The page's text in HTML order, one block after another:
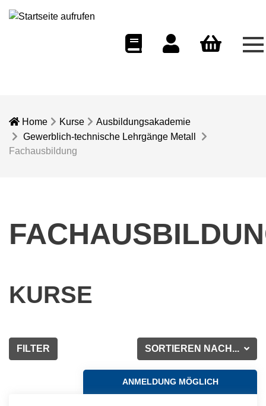
Home Kurse
Ausbildungsakademie
Gewerblich-technische Lehrgänge Metall
Fachausbildung
KURSE
SORTIEREN NACH...
FILTER
ANMELDUNG MÖGLICH